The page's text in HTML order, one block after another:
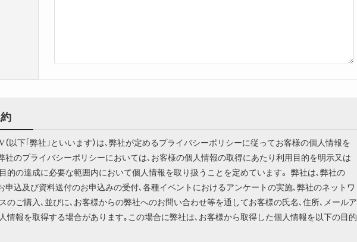
以下｢弊社｣といいます）は､弊社が定めるプライバシーポリシーに従ってお客様の個人情報を
社のプライバシーポリシーにおいては､お客様の個人情報の取得にあたり利用目的を明示又は
的の達成に必要な範囲内において個人情報を取り扱うことを定めています。 弊社は､弊社の
申込及び資料送付のお申込みの受付､各種イベントにおけるアンケートの実施､弊社のネットワ
のご購入､並びに､お客様からの弊社へのお問い合わせ等を通してお客様の氏名､住所､メールア
情報を取得する場合があります｡この場合に弊社は､お客様から取得した個人情報を以下の目的